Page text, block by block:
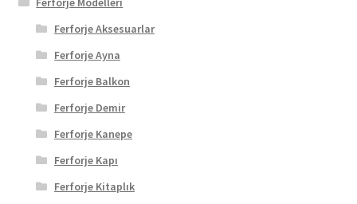
Ferforje Aksesuarlar
Ferforje Ayna
Ferforje Balkon
Ferforje Demir
Ferforje Kanepe
Ferforje Kapı
Ferforje Kitaplık